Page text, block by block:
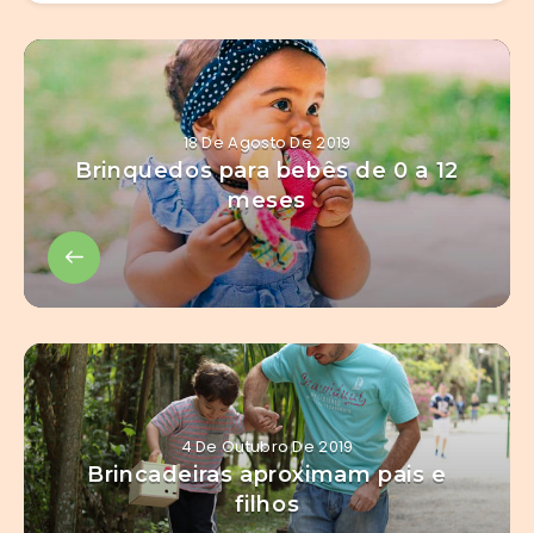
18 De Agosto De 2019
Brinquedos para bebês de 0 a 12
meses
4 De Outubro De 2019
Brincadeiras aproximam pais e
filhos